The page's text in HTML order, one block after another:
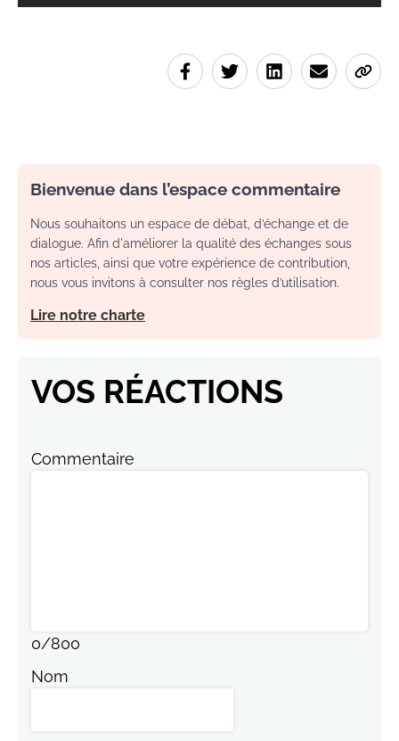
Bienvenue dans l’espace commentaire
Nous souhaitons un espace de débat, d’échange et de
dialogue. Afin d'améliorer la qualité des échanges sous
nos articles, ainsi que votre expérience de contribution,
nous vous invitons à consulter nos règles d’utilisation.
Lire notre charte
VOS RÉACTIONS
Commentaire
0/800
Nom